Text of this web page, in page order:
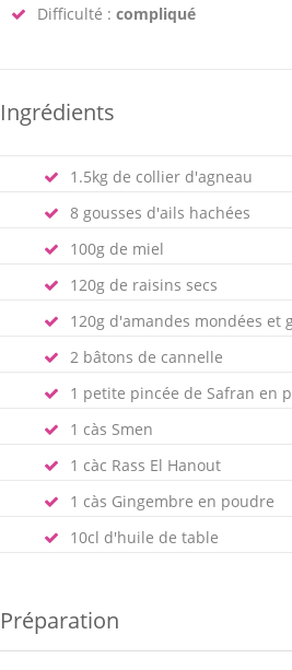
Difficulté : compliqué
Ingrédients
1.5kg de collier d'agneau
8 gousses d'ails hachées
100g de miel
120g de raisins secs
120g d'amandes mondées et
2 bâtons de cannelle
1 petite pincée de Safran en
1 càs Smen
1 càc Rass El Hanout
1 càs Gingembre en poudre
10cl d'huile de table
Préparation